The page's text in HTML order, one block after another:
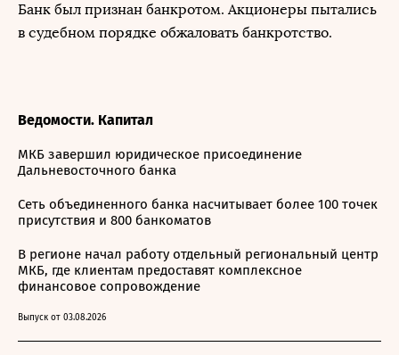
Банк был признан банкротом. Акционеры пытались
в судебном порядке обжаловать банкротство.
Ведомости. Капитал
МКБ завершил юридическое присоединение
Дальневосточного банка
Сеть объединенного банка насчитывает более 100 точек
присутствия и 800 банкоматов
В регионе начал работу отдельный региональный центр
МКБ, где клиентам предоставят комплексное
финансовое сопровождение
Выпуск от 03.08.2026